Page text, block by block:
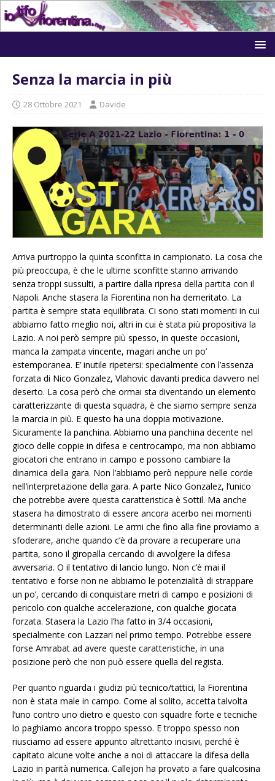
Senza la marcia in più
28 Ottobre 2021 Davide
Arriva purtroppo la quinta sconfitta in campionato. La cosa che
più preoccupa, è che le ultime sconfitte stanno arrivando
senza troppi sussulti, a partire dalla ripresa della partita con il
Napoli. Anche stasera la Fiorentina non ha demeritato. La
partita è sempre stata equilibrata. Ci sono stati momenti in cui
abbiamo fatto meglio noi, altri in cui è stata più propositiva la
Lazio. A noi però sempre più spesso, in queste occasioni,
manca la zampata vincente, magari anche un po’
estemporanea. E’ inutile ripetersi: specialmente con l’assenza
forzata di Nico Gonzalez, Vlahovic davanti predica davvero nel
deserto. La cosa però che ormai sta diventando un elemento
caratterizzante di questa squadra, è che siamo sempre senza
la marcia in più. E questo ha una doppia motivazione.
Sicuramente la panchina. Abbiamo una panchina decente nel
gioco delle coppie in difesa e centrocampo, ma non abbiamo
giocatori che entrano in campo e possono cambiare la
dinamica della gara. Non l’abbiamo però neppure nelle corde
nell’interpretazione della gara. A parte Nico Gonzalez, l’unico
che potrebbe avere questa caratteristica è Sottil. Ma anche
stasera ha dimostrato di essere ancora acerbo nei momenti
determinanti delle azioni. Le armi che fino alla fine proviamo a
sfoderare, anche quando c’è da provare a recuperare una
partita, sono il giropalla cercando di avvolgere la difesa
avversaria. O il tentativo di lancio lungo. Non c’è mai il
tentativo e forse non ne abbiamo le potenzialità di strappare
un po’, cercando di conquistare metri di campo e posizioni di
pericolo con qualche accelerazione, con qualche giocata
forzata. Stasera la Lazio l’ha fatto in 3/4 occasioni,
specialmente con Lazzari nel primo tempo. Potrebbe essere
forse Amrabat ad avere queste caratteristiche, in una
posizione però che non può essere quella del regista.
Per quanto riguarda i giudizi più tecnico/tattici, la Fiorentina
non è stata male in campo. Come al solito, accetta talvolta
l’uno contro uno dietro e questo con squadre forte e tecniche
lo paghiamo ancora troppo spesso. E troppo spesso non
riusciamo ad essere appunto altrettanto incisivi, perché è
capitato alcune volte anche a noi di attaccare la difesa della
Lazio in parità numerica. Callejon ha provato a fare qualcosina